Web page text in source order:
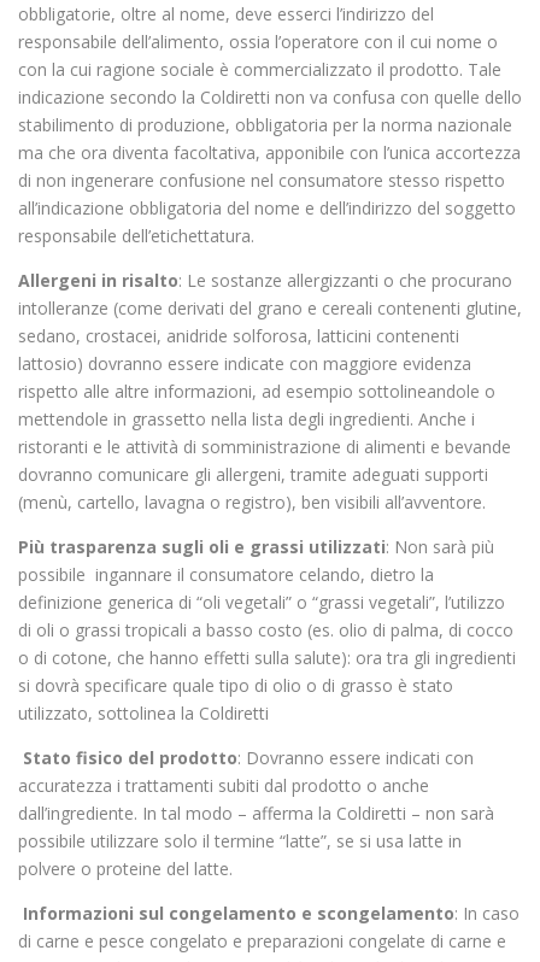
obbligatorie, oltre al nome, deve esserci l’indirizzo del
responsabile dell’alimento, ossia l’operatore con il cui nome o
con la cui ragione sociale è commercializzato il prodotto. Tale
indicazione secondo la Coldiretti non va confusa con quelle dello
stabilimento di produzione, obbligatoria per la norma nazionale
ma che ora diventa facoltativa, apponibile con l’unica accortezza
di non ingenerare confusione nel consumatore stesso rispetto
all’indicazione obbligatoria del nome e dell’indirizzo del soggetto
responsabile dell’etichettatura.
Allergeni in risalto: Le sostanze allergizzanti o che procurano
intolleranze (come derivati del grano e cereali contenenti glutine,
sedano, crostacei, anidride solforosa, latticini contenenti
lattosio) dovranno essere indicate con maggiore evidenza
rispetto alle altre informazioni, ad esempio sottolineandole o
mettendole in grassetto nella lista degli ingredienti. Anche i
ristoranti e le attività di somministrazione di alimenti e bevande
dovranno comunicare gli allergeni, tramite adeguati supporti
(menù, cartello, lavagna o registro), ben visibili all’avventore.
Più trasparenza sugli oli e grassi utilizzati: Non sarà più
possibile ingannare il consumatore celando, dietro la
definizione generica di “oli vegetali” o “grassi vegetali”, l’utilizzo
di oli o grassi tropicali a basso costo (es. olio di palma, di cocco
o di cotone, che hanno effetti sulla salute): ora tra gli ingredienti
si dovrà specificare quale tipo di olio o di grasso è stato
utilizzato, sottolinea la Coldiretti
Stato fisico del prodotto: Dovranno essere indicati con
accuratezza i trattamenti subiti dal prodotto o anche
dall’ingrediente. In tal modo – afferma la Coldiretti – non sarà
possibile utilizzare solo il termine “latte”, se si usa latte in
polvere o proteine del latte.
Informazioni sul congelamento e scongelamento: In caso
di carne e pesce congelato e preparazioni congelate di carne e